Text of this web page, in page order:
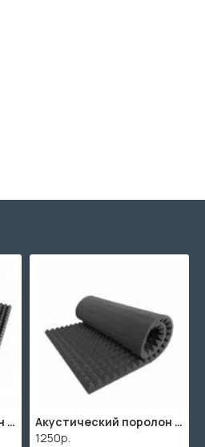
2670р.